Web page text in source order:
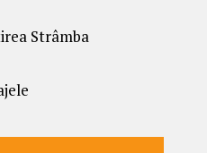
Strâmba